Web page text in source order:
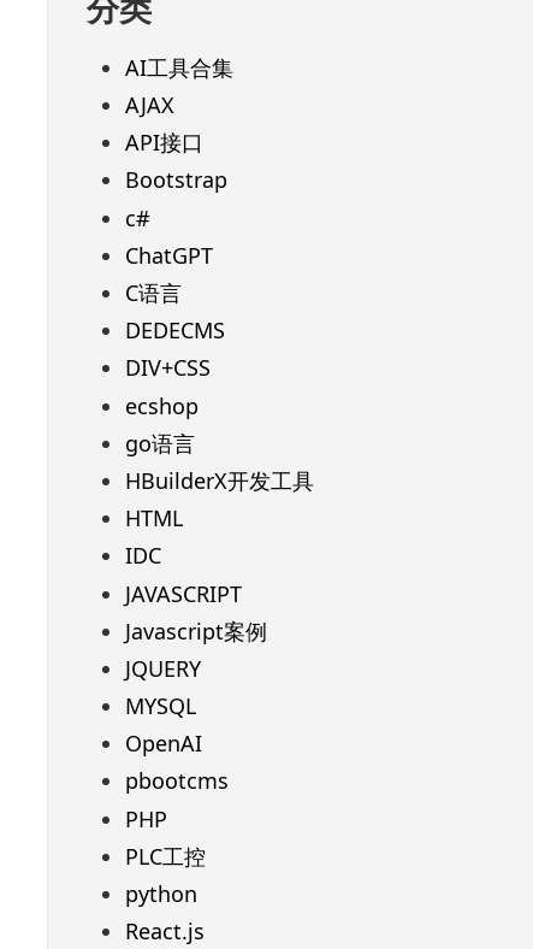
AI工具合集
AJAX
API接口
Bootstrap
c#
ChatGPT
C语言
DEDECMS
DIV+CSS
ecshop
go语言
HBuilderX开发工具
HTML
IDC
JAVASCRIPT
Javascript案例
JQUERY
MYSQL
OpenAI
pbootcms
PHP
PLC工控
python
React.js